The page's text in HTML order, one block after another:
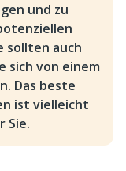
und zu
sollten auch
sich von einem
Das beste
ist vielleicht
Sie.